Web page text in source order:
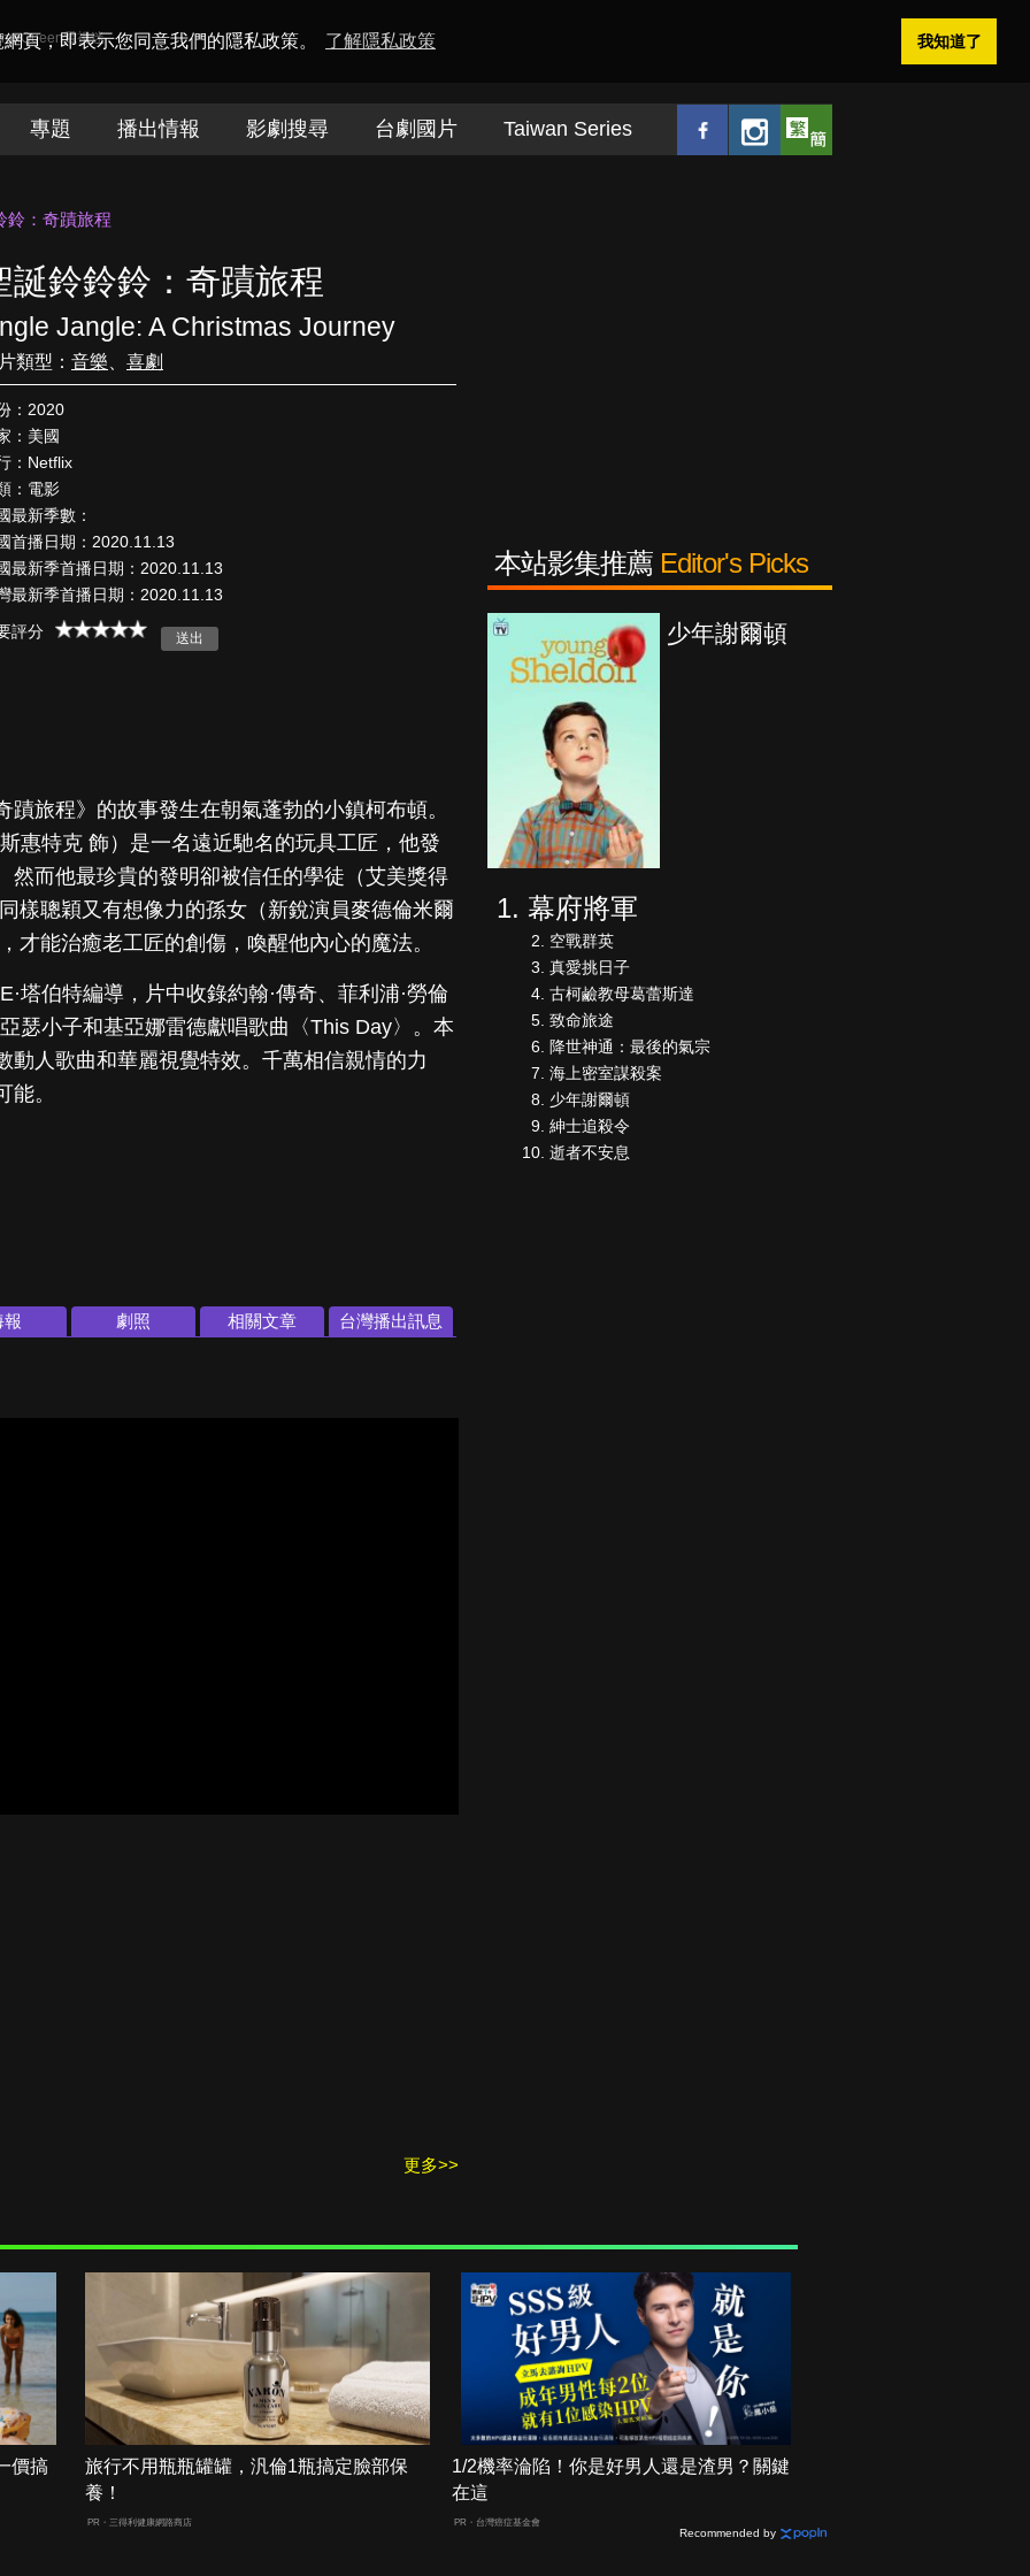
頁，即表示您同意我們的隱私政策。 了解隱私政策 我知道了
電視迷
專題 播出情報 影劇搜尋 台劇國片 Taiwan Series
鈴：奇蹟旅程
誕鈴鈴鈴：奇蹟旅程
Jangle: A Christmas Journey
類型： 音樂 喜劇
：2020
：美國
：Netflix
：電影
最新季數：
首播日期：2020.11.13
最新季首播日期：2020.11.13
最新季首播日期：2020.11.13
評分
旅程》的故事發生在朝氣蓬勃的小鎮柯布頓。
惠特克 飾）是一名遠近馳名的玩具工匠，他發
然而他最珍貴的發明卻被信任的學徒（艾美獎得
樣聰穎又有想像力的孫女（新銳演員麥德倫米爾
才能治癒老工匠的創傷，喚醒他內心的魔法。
塔伯特編導，片中收錄約翰·傳奇、菲利浦·勞倫
瑟小子和基亞娜雷德獻唱歌曲〈This Day〉。本
動人歌曲和華麗視覺特效。千萬相信親情的力
。
報 劇照 相關文章 台灣播出訊息
更多>>
本站影集推薦 Editor's Picks
海上密室謀殺
少年謝爾頓 紳士追殺令
幕府將軍
空戰群英
真愛挑日子
古柯鹼教母葛蕾斯達
致命旅途
降世神通：最後的氣宗
海上密室謀殺案
少年謝爾頓
紳士追殺令
逝者不安息
價搞
旅行不用瓶瓶罐罐，汎倫1瓶搞定臉部保
養！
PR・三得利健康網路商店
1/2機率淪陷！你是好男人還是渣男？關鍵
在這
PR・台灣癌症基金會
Recommended by